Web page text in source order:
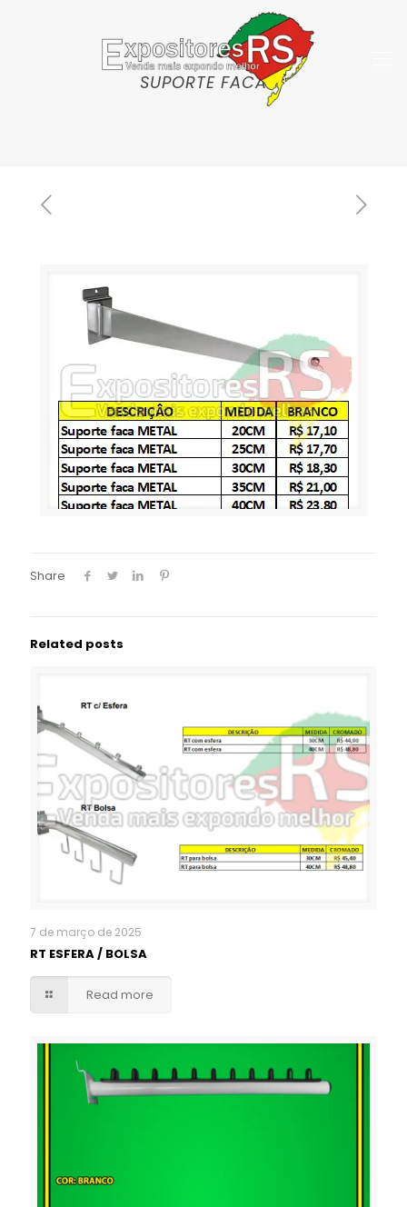
SUPORTE FACA
Share
Related posts
7 de março de 2025
RT ESFERA / BOLSA
Read more